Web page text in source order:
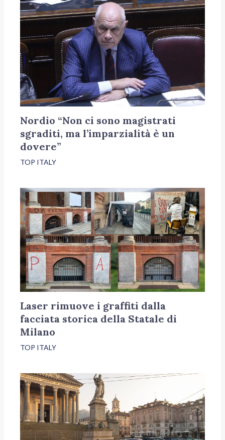
Nordio “Non ci sono magistrati
sgraditi, ma l’imparzialità è un
dovere”
TOP ITALY
Laser rimuove i graffiti dalla
facciata storica della Statale di
Milano
TOP ITALY